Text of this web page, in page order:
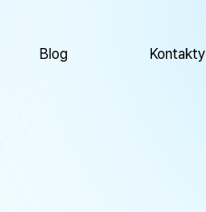
Blog Kontakty